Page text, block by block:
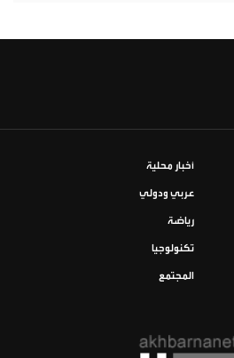
أخبار محلية
عربي ودولي
رياضة
تكنولوجيا
المجتمع